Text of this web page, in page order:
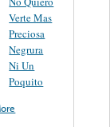
Verte Mas
Preciosa
Negrura
Ni Un
Poquito